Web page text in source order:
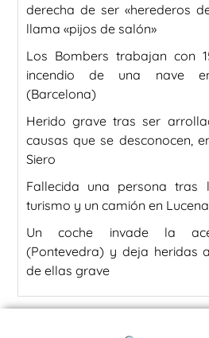
derecha de ser «herederos
llama «pijos de salón»
Los Bombers trabajan con
incendio de una nave
(Barcelona)
Herido grave tras ser
causas que se desconocen,
Siero
Fallecida una persona tras
turismo y un camión en Lucena
Un coche invade la
(Pontevedra) y deja heridas
de ellas grave